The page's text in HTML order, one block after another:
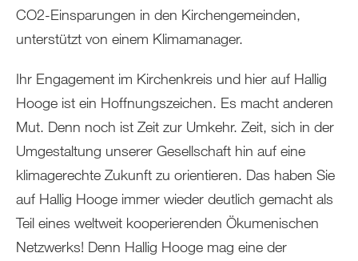
CO2-Einsparungen in den Kirchengemeinden,
unterstützt von einem Klimamanager.
Ihr Engagement im Kirchenkreis und hier auf Hallig
Hooge ist ein Hoffnungszeichen. Es macht anderen
Mut. Denn noch ist Zeit zur Umkehr. Zeit, sich in der
Umgestaltung unserer Gesellschaft hin auf eine
klimagerechte Zukunft zu orientieren. Das haben Sie
auf Hallig Hooge immer wieder deutlich gemacht als
Teil eines weltweit kooperierenden Ökumenischen
Netzwerks! Denn Hallig Hooge mag eine der